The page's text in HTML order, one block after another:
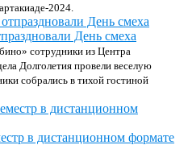
2024.
День смеха
сотрудники из Центра
Долголетия провели веселую
собрались в тихой гостиной
в дистанционном формате